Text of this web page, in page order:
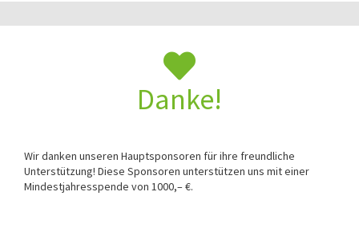
Danke!
Wir danken unseren Hauptsponsoren für ihre freundliche
Unterstützung! Diese Sponsoren unterstützen uns mit einer
Mindestjahresspende von 1000,– €.